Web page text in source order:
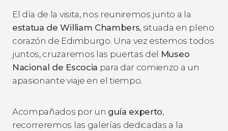
El día de la visita, nos reuniremos junto a la
estatua de William Chambers, situada en pleno
corazón de Edimburgo. Una vez estemos todos
juntos, cruzaremos las puertas del Museo
Nacional de Escocia para dar comienzo a un
apasionante viaje en el tiempo.
Acompañados por un guía experto,
recorreremos las galerías dedicadas a la